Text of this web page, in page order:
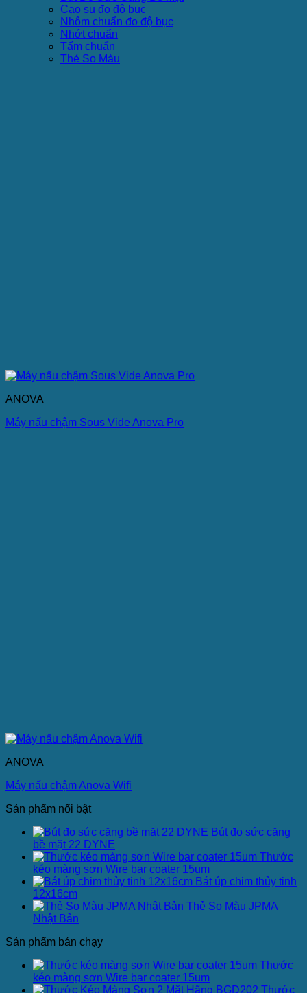
Cao su đo độ bục
Nhôm chuẩn đo độ bục
Nhớt chuẩn
Tấm chuẩn
Thẻ So Màu
ANOVA
Máy nấu chậm Sous Vide Anova Pro
ANOVA
Máy nấu chậm Anova Wifi
Sản phẩm nổi bật
Bút đo sức căng
bề mặt 22 DYNE
Thước
kéo màng sơn Wire bar coater 15um
Bát úp chim thủy tinh
12x16cm
Thẻ So Màu JPMA
Nhật Bản
Sản phẩm bán chạy
Thước
kéo màng sơn Wire bar coater 15um
Thước